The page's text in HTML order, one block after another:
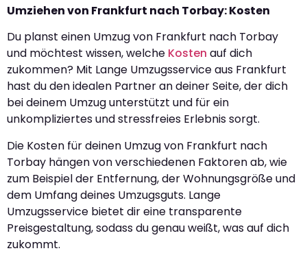
Umziehen von Frankfurt nach Torbay: Kosten
Du planst einen Umzug von Frankfurt nach Torbay
und möchtest wissen, welche Kosten auf dich
zukommen? Mit Lange Umzugsservice aus Frankfurt
hast du den idealen Partner an deiner Seite, der dich
bei deinem Umzug unterstützt und für ein
unkompliziertes und stressfreies Erlebnis sorgt.
Die Kosten für deinen Umzug von Frankfurt nach
Torbay hängen von verschiedenen Faktoren ab, wie
zum Beispiel der Entfernung, der Wohnungsgröße und
dem Umfang deines Umzugsguts. Lange
Umzugsservice bietet dir eine transparente
Preisgestaltung, sodass du genau weißt, was auf dich
zukommt.